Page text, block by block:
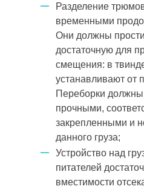
Разделение
временными
Они должны
достаточную для
смещения: в
устанавливают от
Переборки должны
прочными,
закрепленными и
данного груза;
Устройство над
питателей
вместимости